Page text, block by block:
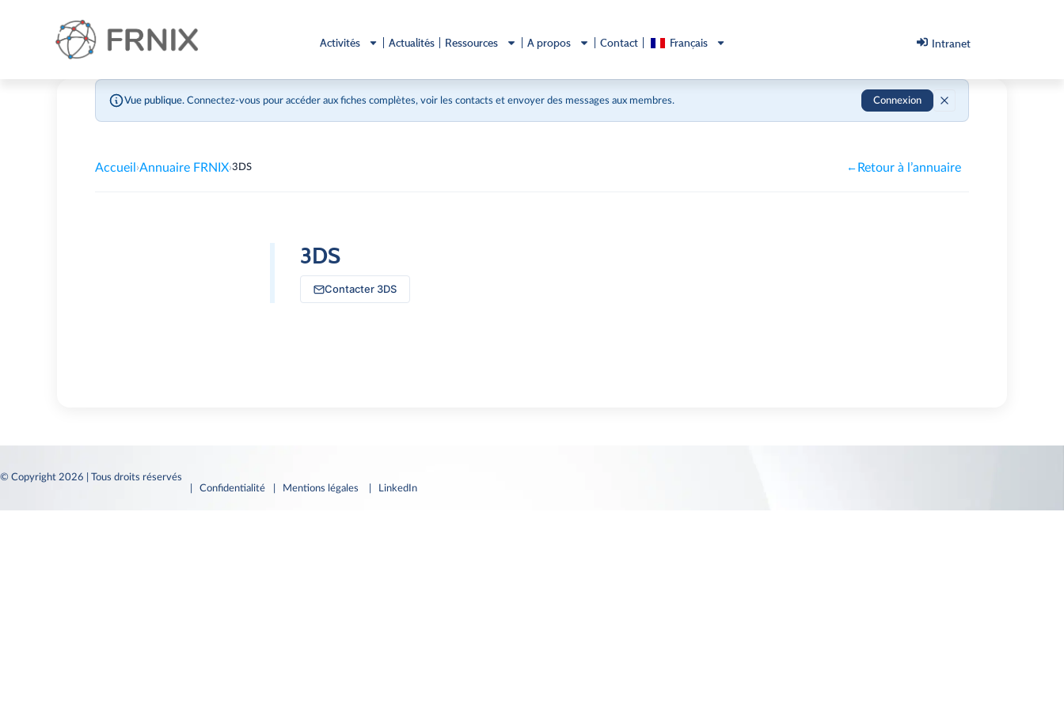
Activités Actualités Ressources A propos Contact Français Intranet
Vue publique. Connectez-vous pour accéder aux fiches complètes, voir les contacts et envoyer des messages aux membres. Connexion
Accueil ›Annuaire FRNIX›3DS ← Retour à l’annuaire
3DS
Contacter 3DS
© Copyright 2026 | Tous droits réservés
| Confidentialité
| Mentions légales | LinkedIn